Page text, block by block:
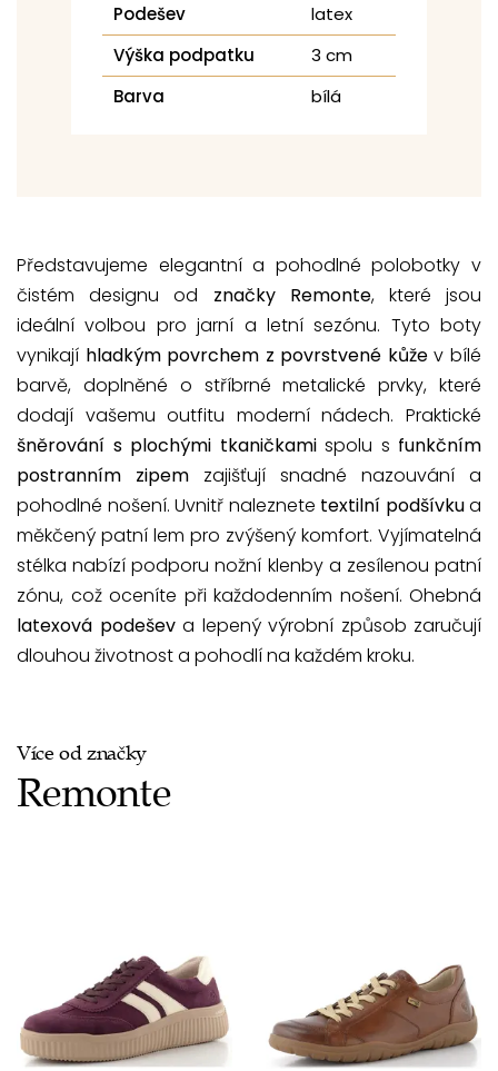
Podešev
latex
Výška podpatku
3 cm
Barva
bílá
Představujeme elegantní a pohodlné polobotky v
čistém designu od značky Remonte, které jsou
ideální volbou pro jarní a letní sezónu. Tyto boty
vynikají hladkým povrchem z povrstvené kůžev bílé
barvě, doplněné o stříbrné metalické prvky, které
dodají vašemu outfitu moderní nádech. Praktické
šněrování s plochými tkaničkamispolu s funkčním
postranním zipem zajišťují snadné nazouvání a
pohodlné nošení. Uvnitř naleznete textilní podšívkua
měkčený patní lem pro zvýšený komfort. Vyjímatelná
stélka nabízí podporu nožní klenby a zesílenou patní
zónu, což oceníte při každodenním nošení. Ohebná
latexová podeševa lepený výrobní způsob zaručují
dlouhou životnost a pohodlí na každém kroku.
Více od značky
Remonte